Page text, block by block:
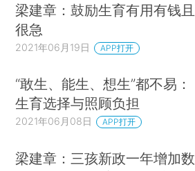
梁建章：鼓励生育有用有钱且
很急
2021年06月19日 APP打开
“敢生、能生、想生”都不易：
生育选择与照顾负担
2021年06月08日 APP打开
梁建章：三孩新政一年增加数